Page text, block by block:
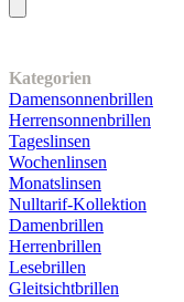
Kategorien
Damensonnenbrillen
Herrensonnenbrillen
Tageslinsen
Wochenlinsen
Monatslinsen
Nulltarif-Kollektion
Damenbrillen
Herrenbrillen
Lesebrillen
Gleitsichtbrillen